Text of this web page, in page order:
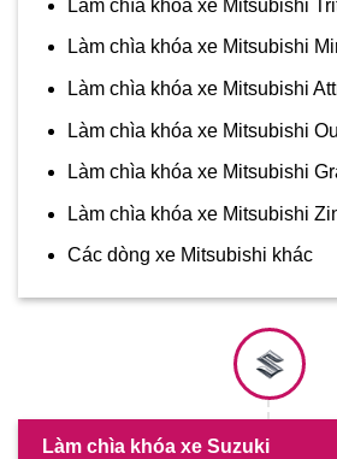
Làm chìa khóa xe Mitsubishi
Làm chìa khóa xe Mitsubishi
Làm chìa khóa xe Mitsubishi
Làm chìa khóa xe Mitsubishi
Làm chìa khóa xe Mitsubishi
Làm chìa khóa xe Mitsubishi
Các dòng xe Mitsubishi khác
Làm chìa khóa xe Suzuki